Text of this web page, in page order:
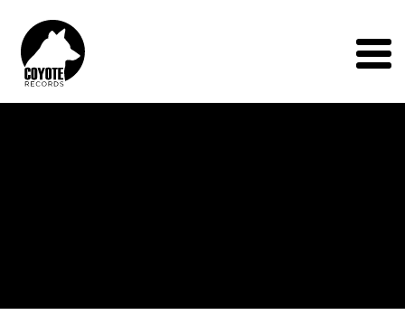
Records
Menu